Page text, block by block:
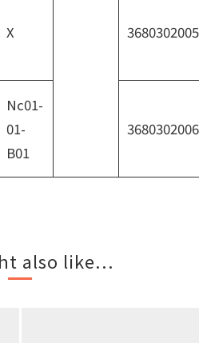
X
Nc01-
01-
B01
also like...